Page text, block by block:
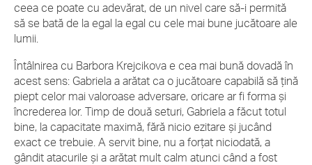
ceea ce poate cu adevărat, de un nivel care să-i permită
să se bată de la egal la egal cu cele mai bune jucătoare ale
lumii.
Întâlnirea cu Barbora Krejcikova e cea mai bună dovadă în
acest sens: Gabriela a arătat ca o jucătoare capabilă să țină
piept celor mai valoroase adversare, oricare ar fi forma și
încrederea lor. Timp de două seturi, Gabriela a făcut totul
bine, la capacitate maximă, fără nicio ezitare și jucând
exact ce trebuie. A servit bine, nu a forțat niciodată, a
gândit atacurile și a arătat mult calm atunci când a fost